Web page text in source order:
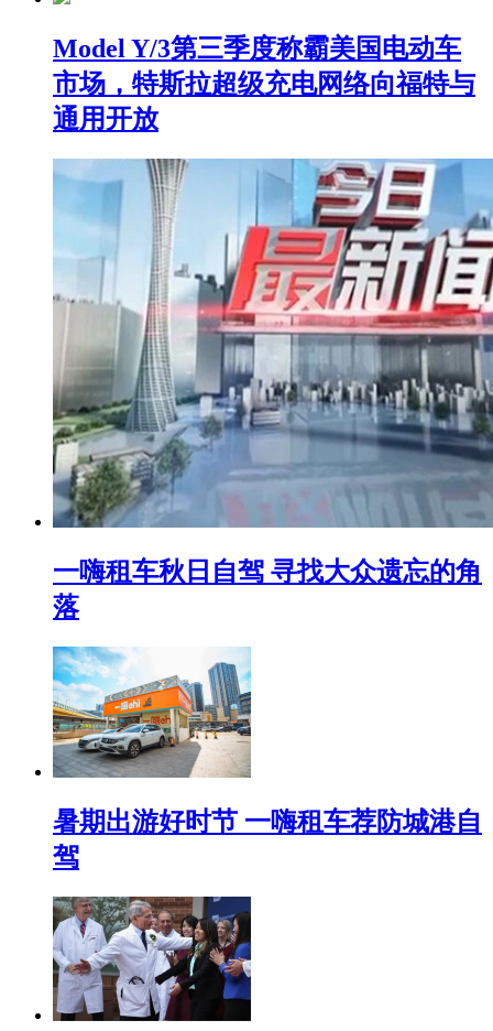
Model Y/3第三季度称霸美国电动车
市场，特斯拉超级充电网络向福特与
通用开放
一嗨租车秋日自驾 寻找大众遗忘的角
落
暑期出游好时节 一嗨租车荐防城港自
驾